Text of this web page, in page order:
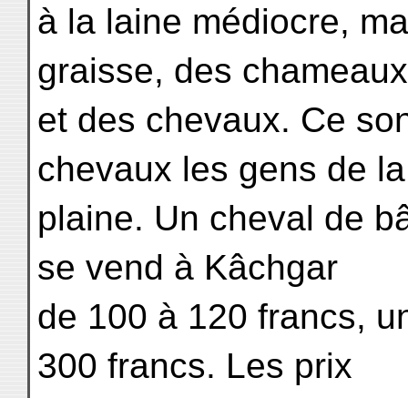
à la laine médiocre,
graisse, des chameaux
et des chevaux. Ce
chevaux les gens de la
plaine. Un cheval de
se vend à Kâchgar
de 100 à 120 francs,
300 francs. Les prix